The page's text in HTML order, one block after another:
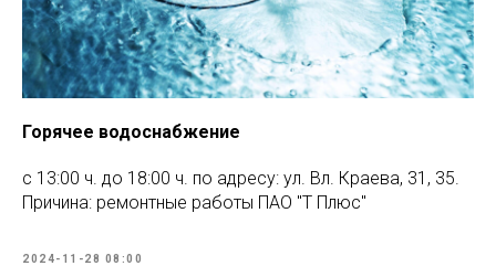
Горячее водоснабжение
с 13:00 ч. до 18:00 ч. по адресу: ул. Вл. Краева, 31, 35.
Причина: ремонтные работы ПАО "Т Плюс"
2024-11-28 08:00